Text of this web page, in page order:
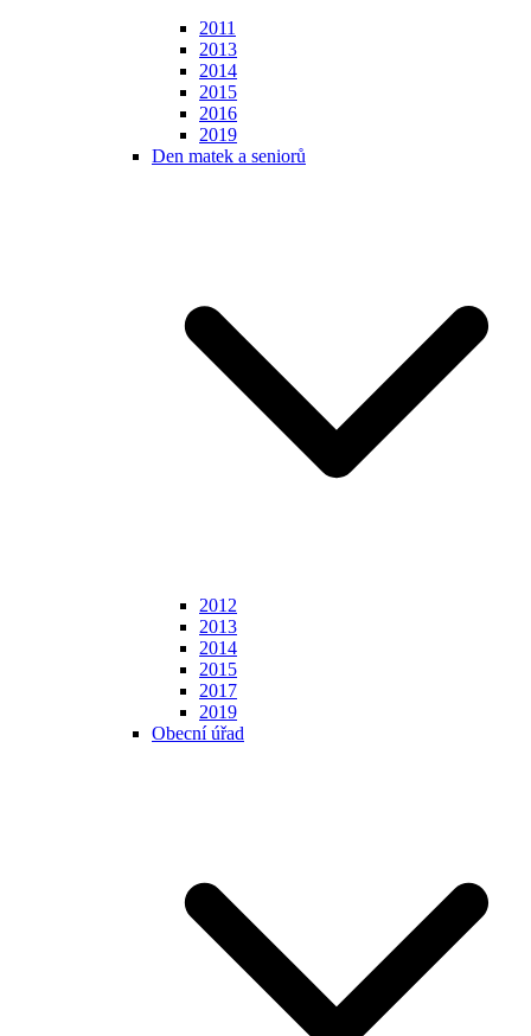
2011
2013
2014
2015
2016
2019
Den matek a seniorů
2012
2013
2014
2015
2017
2019
Obecní úřad